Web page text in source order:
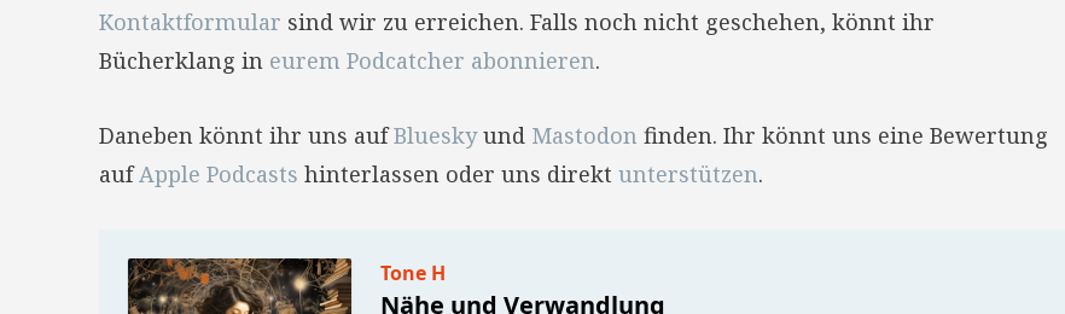
Kontaktformular sind wir zu erreichen. Falls noch nicht geschehen, könnt ihr
Bücherklang in eurem Podcatcher abonnieren.
Daneben könnt ihr uns aufBlueskyund Mastodon finden. Ihr könnt uns eine Bewertung
aufApple Podcasts hinterlassen oder uns direkt unterstützen.